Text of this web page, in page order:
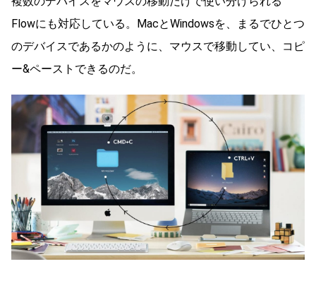
Flowにも対応している。MacとWindowsを、まるでひとつ
のデバイスであるかのように、マウスで移動してい、コピ
ー&ペーストできるのだ。